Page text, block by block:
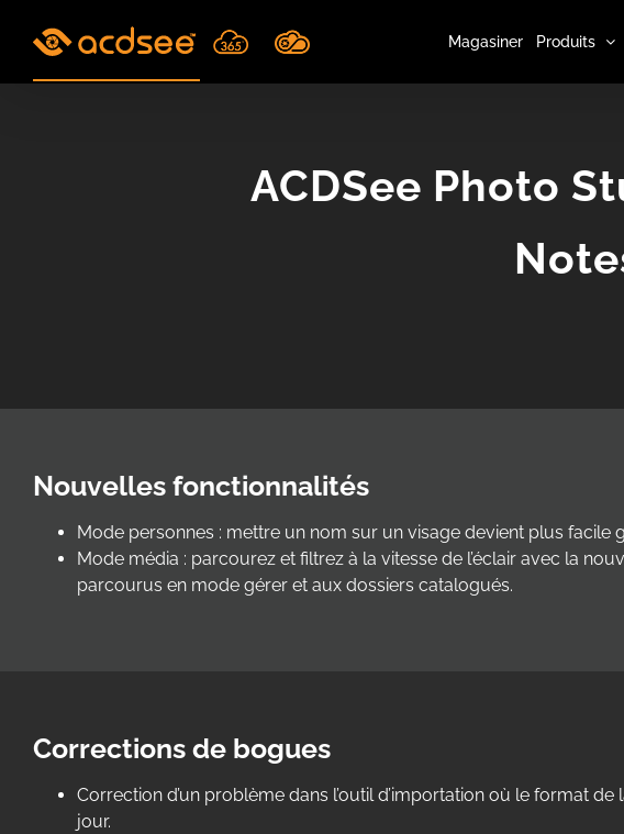
Magasiner Produits
ACDSee Photo
Nouvelles fonctionnalités
Mode personnes : mettre un nom sur un visage devient plus
Mode média : parcourez et filtrez à la vitesse de l’éclair avec la
parcourus en mode gérer et aux dossiers catalogués.
Corrections de bogues
Correction d’un problème dans l’outil d’importation où le format
jour.